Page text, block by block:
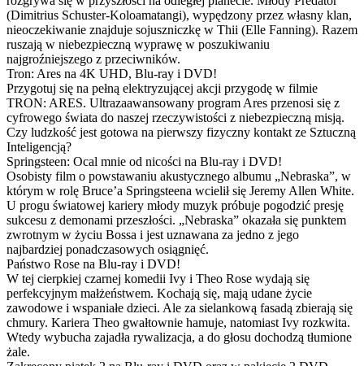
(Dimitrius Schuster-Koloamatangi), wypędzony przez własny klan,
nieoczekiwanie znajduje sojuszniczkę w Thii (Elle Fanning). Razem
ruszają w niebezpieczną wyprawę w poszukiwaniu
najgroźniejszego z przeciwników.
Tron: Ares na 4K UHD, Blu-ray i DVD!
Przygotuj się na pełną elektryzującej akcji przygodę w filmie
TRON: ARES. Ultrazaawansowany program Ares przenosi się z
cyfrowego świata do naszej rzeczywistości z niebezpieczną misją.
Czy ludzkość jest gotowa na pierwszy fizyczny kontakt ze Sztuczną
Inteligencją?
Springsteen: Ocal mnie od nicości na Blu-ray i DVD!
Osobisty film o powstawaniu akustycznego albumu „Nebraska”, w
którym w rolę Bruce’a Springsteena wcielił się Jeremy Allen White.
U progu światowej kariery młody muzyk próbuje pogodzić presję
sukcesu z demonami przeszłości. „Nebraska” okazała się punktem
zwrotnym w życiu Bossa i jest uznawana za jedno z jego
najbardziej ponadczasowych osiągnięć.
Państwo Rose na Blu-ray i DVD!
W tej cierpkiej czarnej komedii Ivy i Theo Rose wydają się
perfekcyjnym małżeństwem. Kochają się, mają udane życie
zawodowe i wspaniałe dzieci. Ale za sielankową fasadą zbierają się
chmury. Kariera Theo gwałtownie hamuje, natomiast Ivy rozkwita.
Wtedy wybucha zajadła rywalizacja, a do głosu dochodzą tłumione
żale.